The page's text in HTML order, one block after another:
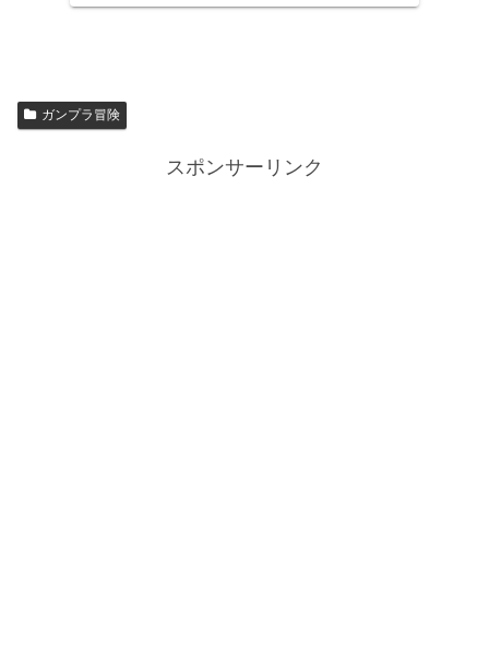
ガンプラ冒険
スポンサーリンク